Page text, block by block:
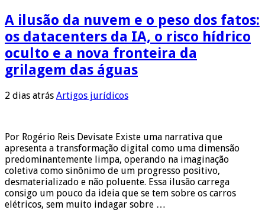
A ilusão da nuvem e o peso dos fatos:
os datacenters da IA, o risco hídrico
oculto e a nova fronteira da
grilagem das águas
2 dias atrás Artigos jurídicos
Por Rogério Reis Devisate Existe uma narrativa que
apresenta a transformação digital como uma dimensão
predominantemente limpa, operando na imaginação
coletiva como sinônimo de um progresso positivo,
desmaterializado e não poluente. Essa ilusão carrega
consigo um pouco da ideia que se tem sobre os carros
elétricos, sem muito indagar sobre …